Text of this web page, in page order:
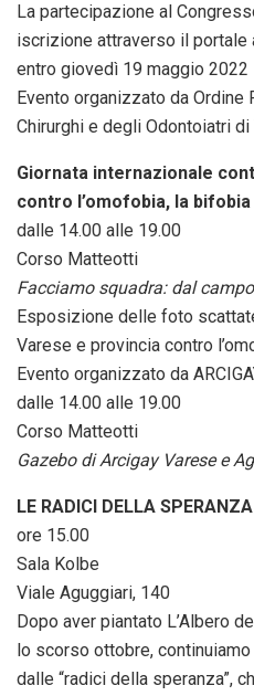
La partecipazione al
iscrizione attraverso il portale
entro giovedì 19 maggio 2022
Evento organizzato da
Chirurghi e degli Odontoiatri di
Giornata internazionale
contro l’omofobia, la
dalle 14.00 alle 19.00
Corso Matteotti
Facciamo squadra: dal
Esposizione delle foto
Varese e provincia contro
Evento organizzato da
dalle 14.00 alle 19.00
Corso Matteotti
Gazebo di Arcigay Varese e
LE RADICI DELLA SPERANZA
ore 15.00
Sala Kolbe
Viale Aguggiari, 140
Dopo aver piantato L’Albero
lo scorso ottobre,
dalle “radici della speranza”,